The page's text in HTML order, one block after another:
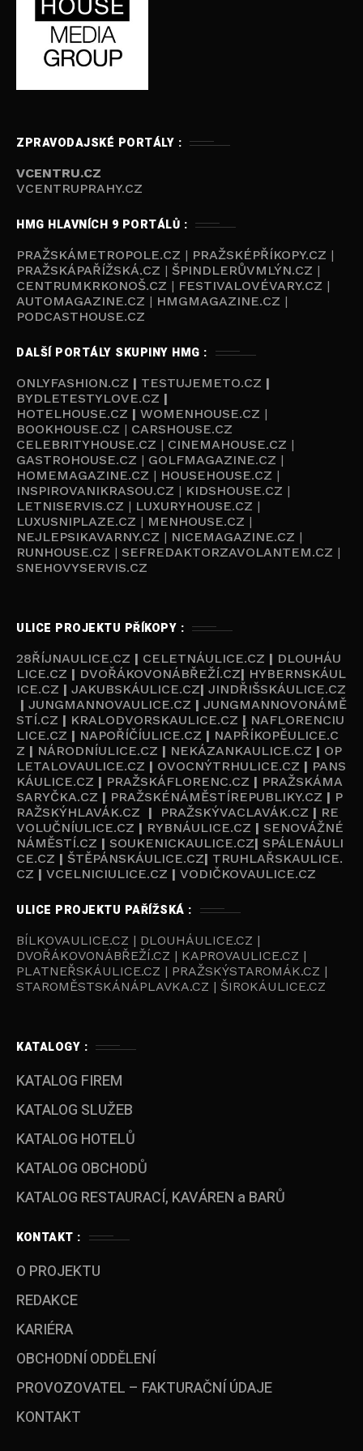
ZPRAVODAJSKÉ PORTÁLY :
VCENTRU.CZ
VCENTRUPRAHY.CZ
HMG HLAVNÍCH 9 PORTÁLŮ :
PRAŽSKÁMETROPOLE.CZ | PRAŽSKÉPŘÍKOPY.CZ |
PRAŽSKÁPAŘÍŽSKÁ.CZ | ŠPINDLERŮVMLÝN.CZ |
CENTRUMKRKONOŠ.CZ | FESTIVALOVÉVARY.CZ |
AUTOMAGAZINE.CZ | HMGMAGAZINE.CZ |
PODCASTHOUSE.CZ
DALŠÍ PORTÁLY SKUPINY HMG :
ONLYFASHION.CZ | TESTUJEMETO.CZ |
BYDLETESTYLOVE.CZ |
HOTELHOUSE.CZ | WOMENHOUSE.CZ |
BOOKHOUSE.CZ | CARSHOUSE.CZ
CELEBRITYHOUSE.CZ | CINEMAHOUSE.CZ |
GASTROHOUSE.CZ | GOLFMAGAZINE.CZ |
HOMEMAGAZINE.CZ | HOUSEHOUSE.CZ |
INSPIROVANIKRASOU.CZ | KIDSHOUSE.CZ |
LETNISERVIS.CZ | LUXURYHOUSE.CZ |
LUXUSNIPLAZE.CZ | MENHOUSE.CZ |
NEJLEPSIKAVARNY.CZ | NICEMAGAZINE.CZ |
RUNHOUSE.CZ | SEFREDAKTORZAVOLANTEM.CZ |
SNEHOVYSERVIS.CZ
ULICE PROJEKTU PŘÍKOPY :
28ŘÍJNAULICE.CZ | CELETNÁULICE.CZ | DLOUHÁU
LICE.CZ | DVOŘÁKOVONÁBŘEŽÍ.CZ| HYBERNSKÁUL
ICE.CZ | JAKUBSKÁULICE.CZ| JINDŘIŠSKÁULICE.CZ
| JUNGMANNOVAULICE.CZ | JUNGMANNOVONÁMĚ
STÍ.CZ | KRALODVORSKAULICE.CZ | NAFLORENCIU
LICE.CZ | NAPOŘÍČÍULICE.CZ | NAPŘÍKOPĚULICE.C
Z | NÁRODNÍULICE.CZ | NEKÁZANKAULICE.CZ | OP
LETALOVAULICE.CZ | OVOCNÝTRHULICE.CZ | PANS
KÁULICE.CZ | PRAŽSKÁFLORENC.CZ | PRAŽSKÁMA
SARYČKA.CZ | PRAŽSKÉNÁMĚSTÍREPUBLIKY.CZ | P
RAŽSKÝHLAVÁK.CZ
| PRAŽSKÝVACLAVÁK.CZ | RE
VOLUČNÍULICE.CZ | RYBNÁULICE.CZ | SENOVÁŽNÉ
NÁMĚSTÍ.CZ | SOUKENICKAULICE.CZ| SPÁLENÁULI
CE.CZ | ŠTĚPÁNSKÁULICE.CZ| TRUHLAŘSKAULICE.
CZ | VCELNICIULICE.CZ | VODIČKOVAULICE.CZ
ULICE PROJEKTU PAŘÍŽSKÁ :
BÍLKOVAULICE.CZ | DLOUHÁULICE.CZ |
DVOŘÁKOVONÁBŘEŽÍ.CZ | KAPROVAULICE.CZ |
PLATNEŘSKÁULICE.CZ | PRAŽSKÝSTAROMÁK.CZ |
STAROMĚSTSKÁNÁPLAVKA.CZ | ŠIROKÁULICE.CZ
KATALOGY :
KATALOG FIREM
KATALOG SLUŽEB
KATALOG HOTELŮ
KATALOG OBCHODŮ
KATALOG RESTAURACÍ, KAVÁREN a BARŮ
KONTAKT :
O PROJEKTU
REDAKCE
KARIÉRA
OBCHODNÍ ODDĚLENÍ
PROVOZOVATEL – FAKTURAČNÍ ÚDAJE
KONTAKT